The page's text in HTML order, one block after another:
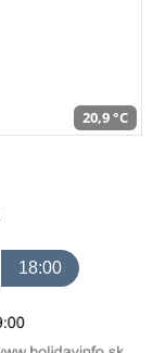
20,9 °C
18:00